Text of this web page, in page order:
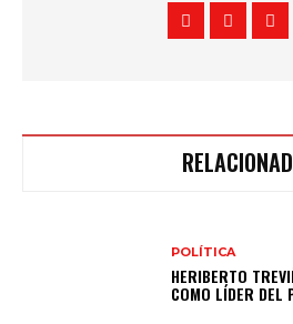
POLÍTICA
HERIBERTO
COMO LÍDER DEL